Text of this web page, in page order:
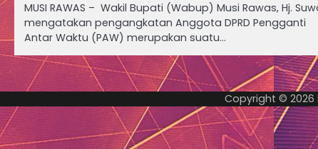
MUSI RAWAS – Wakil Bupati (Wabup) Musi Rawas, Hj.
mengatakan pengangkatan Anggota DPRD Pengganti
Antar Waktu (PAW) merupakan suatu…
Copyright © 2026